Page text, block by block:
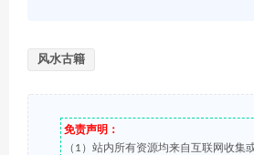
风水古籍
免责声明：
（1）站内所有资源均来自互联网收集